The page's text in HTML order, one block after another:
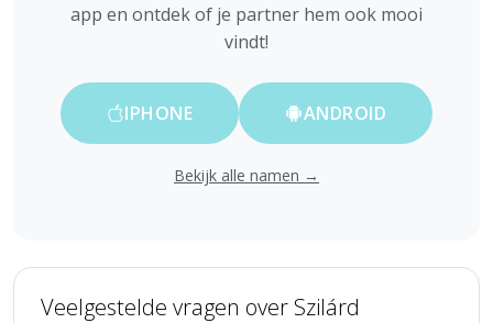
app en ontdek of je partner hem ook mooi
vindt!
IPHONE ANDROID
Bekijk alle namen →
Veelgestelde vragen over Szilárd